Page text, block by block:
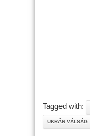
Tagged with:
UKRÁN VÁLSÁG